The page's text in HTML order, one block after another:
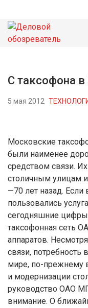
НОВОСТИ
С таксофона в
5 мая 2012
Московские
были наименее
средством связи.
столичным улицам
—70 лет назад. Если
пользовались
сегодняшние
таксофонная сеть
аппаратов.
связи, потребность
мире, по-прежнему
и модернизации
руководство ОАО
внимание. О